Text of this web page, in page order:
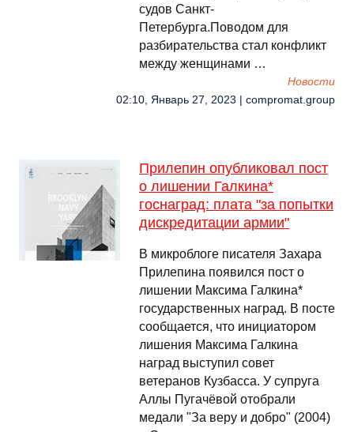
судов Санкт-
Петербурга.Поводом для
разбирательства стал конфликт
между женщинами …
Новости
02:10, Январь 27, 2023 | compromat.group
Прилепин опубликовал пост
о лишении Галкина*
госнаград: плата "за попытки
дискредитации армии"
В микроблоге писателя Захара
Прилепина появился пост о
лишении Максима Галкина*
государственных наград. В посте
сообщается, что инициатором
лишения Максима Галкина
наград выступил совет
ветеранов Кузбасса. У супруга
Аллы Пугачёвой отобрали
медали "За веру и добро" (2004)